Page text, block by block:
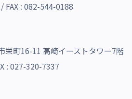
FAX : 082-544-0188
栄町16-11 高崎イーストタワー7階
: 027-320-7337